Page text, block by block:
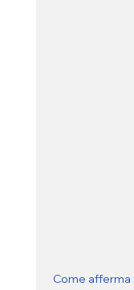
Come afferma